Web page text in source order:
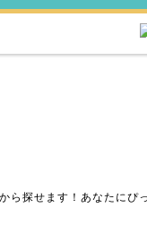
ら探せます！あなたにぴ